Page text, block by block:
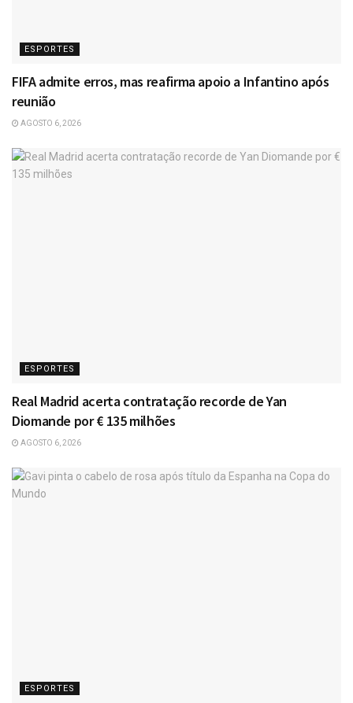
ESPORTES
FIFA admite erros, mas reafirma apoio a Infantino após
reunião
AGOSTO 6, 2026
ESPORTES
Real Madrid acerta contratação recorde de Yan
Diomande por € 135 milhões
AGOSTO 6, 2026
ESPORTES